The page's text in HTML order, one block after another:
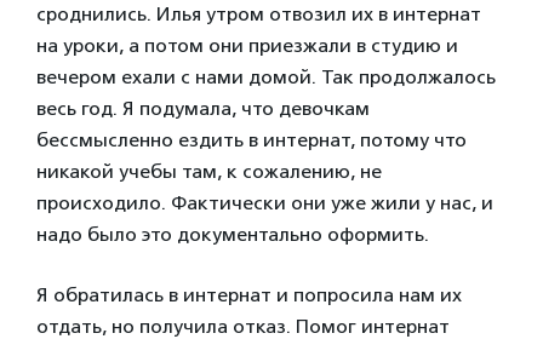
сроднились. Илья утром отвозил их в интернат
на уроки, а потом они приезжали в студию и
вечером ехали с нами домой. Так продолжалось
весь год. Я подумала, что девочкам
бессмысленно ездить в интернат, потому что
никакой учебы там, к сожалению, не
происходило. Фактически они уже жили у нас, и
надо было это документально оформить.
Я обратилась в интернат и попросила нам их
отдать, но получила отказ. Помог интернат